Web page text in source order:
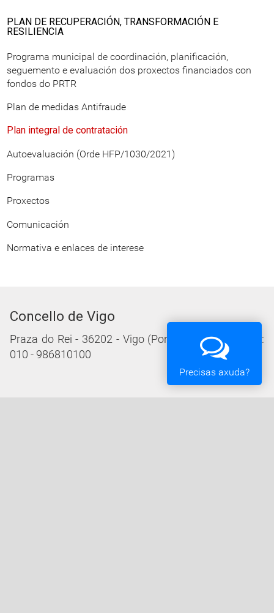
PLAN DE RECUPERACIÓN, TRANSFORMACIÓN E
RESILIENCIA
Programa municipal de coordinación, planificación,
seguemento e evaluación dos proxectos financiados con
fondos do PRTR
Plan de medidas Antifraude
Plan integral de contratación
Autoevaluación (Orde HFP/1030/2021)
Programas
Proxectos
Comunicación
Normativa e enlaces de interese
Concello de Vigo
Praza do Rei - 36202 - Vigo (Pontevedra) - Teléfono:
010 - 986810100
Precisas axuda?